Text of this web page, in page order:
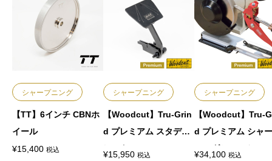
シャープニング
【TT】6インチ CBNホ
イール
¥15,400 税込
シャープニング
【Woodcut】Tru-Grin
d プレミアム スタディ
レスト
¥15,950 税込
シャープニング
【Woodcut】Tru-
d プレミアム シャ
ニングシステム
¥34,100 税込